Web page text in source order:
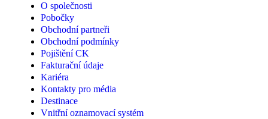
O společnosti
Pobočky
Obchodní partneři
Obchodní podmínky
Pojištění CK
Fakturační údaje
Kariéra
Kontakty pro média
Destinace
Vnitřní oznamovací systém